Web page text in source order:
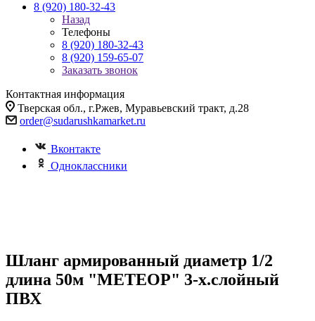
8 (920) 180-32-43
Назад
Телефоны
8 (920) 180-32-43
8 (920) 159-65-07
Заказать звонок
Контактная информация
Тверская обл., г.Ржев, Муравьевский тракт, д.28
order@sudarushkamarket.ru
Вконтакте
Одноклассники
Шланг армированный диаметр 1/2
длина 50м "МЕТЕОР" 3-х.слойный
ПВХ